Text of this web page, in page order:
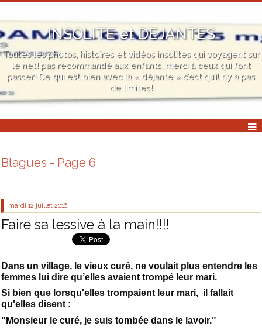
INSOLITE et DEJANTES
Toutes les photos, histoires et vidéos insolites qui voyagent sur
le net! pas recommandé aux enfants, merci à ceux qui font
passer! Ce qui est bien avec la « déjante » c’est qu’il n’y a pas
de limites!
Blagues - Page 6
mardi 12 juillet 2016
Faire sa lessive à la main!!!!
Dans un village, le vieux curé, ne voulait plus entendre les
femmes lui dire qu’elles avaient trompé leur mari.
Si bien que lorsqu'elles trompaient leur mari, il fallait
qu'elles disent :
"Monsieur le curé, je suis tombée dans le lavoir."